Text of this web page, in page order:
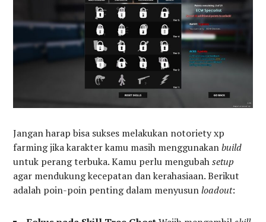
Jangan harap bisa sukses melakukan notoriety xp
farming jika karakter kamu masih menggunakanbuild
untuk perang terbuka. Kamu perlu mengubahsetup
agar mendukung kecepatan dan kerahasiaan. Berikut
adalah poin-poin penting dalam menyusunloadout: